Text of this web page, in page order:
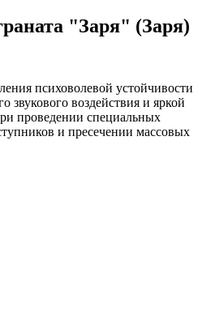
"Заря" (Заря)
психоволевой устойчивости
звукового воздействия и яркой
проведении специальных
и пресечении массовых